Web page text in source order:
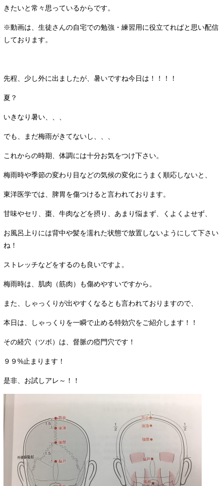
きたいと常々思っているからです。
※動画は、生徒さんの自宅での勉強・練習用に役立てればと思い配信
しております。
先程、少し外に出ましたが、暑いですね今日は！！！！
夏？
いきなり暑い、、、
でも、まだ梅雨がきてないし、、、
これからの時期、体調には十分お気をつけ下さい。
梅雨時や季節の変わり目などの気候の変化にうまく順応しないと、
東洋医学では、脾胃を傷つけると言われております。
甘味やセリ、棗、牛肉などを摂り、あまり悩まず、くよくよせず、
お風呂上りには背中や髪を濡れた状態で放置しないようにして下さい
ね！
ストレッチなどをするのも良いですよ。
梅雨時は、肌肉（筋肉）も傷めやすいですから。
また、しゃっくりが出やすくなるとも言われておりますので、
本日は、しゃっくりを一瞬で止める特効穴をご紹介します！！
その経穴（ツボ）は、督脈の瘂門穴です！
９９%止まります！
是非、お試しアレ～！！